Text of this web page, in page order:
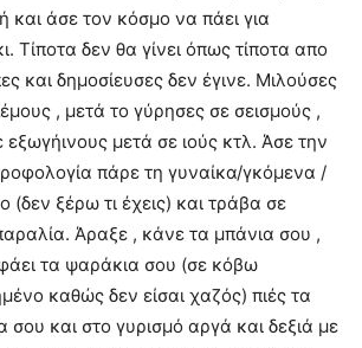
και άσε τον κόσμο να πάει για
Τίποτα δεν θα γίνει όπως τίποτα απο
και δημοσίευσες δεν έγινε. Μιλούσες
, μετά το γύρησες σε σεισμούς ,
εξωγήινους μετά σε ιούς κτλ. Άσε την
πάρε τη γυναίκα/γκόμενα /
(δεν ξέρω τι έχεις) και τράβα σε
Άραξε , κάνε τα μπάνια σου ,
τα ψαράκια σου (σε κόβω
καθώς δεν είσαι χαζός) πιές τα
σου και στο γυρισμό αργά και δεξιά με